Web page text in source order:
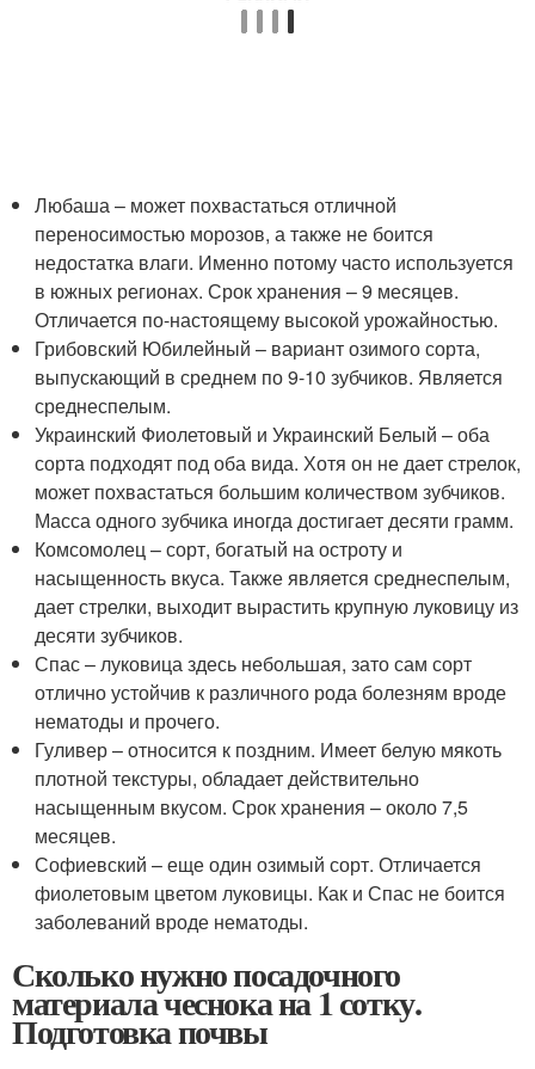
Любаша – может похвастаться отличной
переносимостью морозов, а также не боится
недостатка влаги. Именно потому часто используется
в южных регионах. Срок хранения – 9 месяцев.
Отличается по-настоящему высокой урожайностью.
Грибовский Юбилейный – вариант озимого сорта,
выпускающий в среднем по 9-10 зубчиков. Является
среднеспелым.
Украинский Фиолетовый и Украинский Белый – оба
сорта подходят под оба вида. Хотя он не дает стрелок,
может похвастаться большим количеством зубчиков.
Масса одного зубчика иногда достигает десяти грамм.
Комсомолец – сорт, богатый на остроту и
насыщенность вкуса. Также является среднеспелым,
дает стрелки, выходит вырастить крупную луковицу из
десяти зубчиков.
Спас – луковица здесь небольшая, зато сам сорт
отлично устойчив к различного рода болезням вроде
нематоды и прочего.
Гуливер – относится к поздним. Имеет белую мякоть
плотной текстуры, обладает действительно
насыщенным вкусом. Срок хранения – около 7,5
месяцев.
Софиевский – еще один озимый сорт. Отличается
фиолетовым цветом луковицы. Как и Спас не боится
заболеваний вроде нематоды.
Сколько нужно посадочного
материала чеснока на 1 сотку.
Подготовка почвы